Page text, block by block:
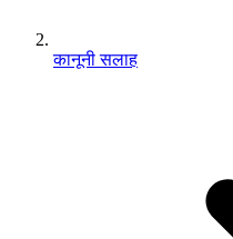
कानूनी सलाह